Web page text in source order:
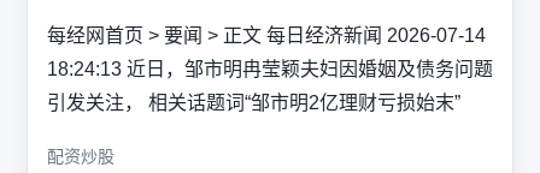
每经网首页 > 要闻 > 正文 每日经济新闻 2026-07-14
18:24:13 近日，邹市明冉莹颖夫妇因婚姻及债务问题
引发关注， 相关话题词“邹市明2亿理财亏损始末”
配资炒股